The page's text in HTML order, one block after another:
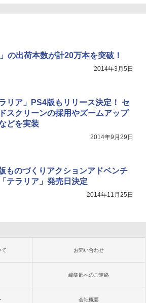
の出荷本数が計20万本を突破！
2014年3月5日
ラリア」PS4版もリリース決定！ セ
スクリーンの採用やズームアップ
どを実装
2014年9月29日
ものづくりアクションアドベンチ
テラリア」発売日決定
2014年11月25日
て お問い合わせ
編集部へのご連絡
会社概要